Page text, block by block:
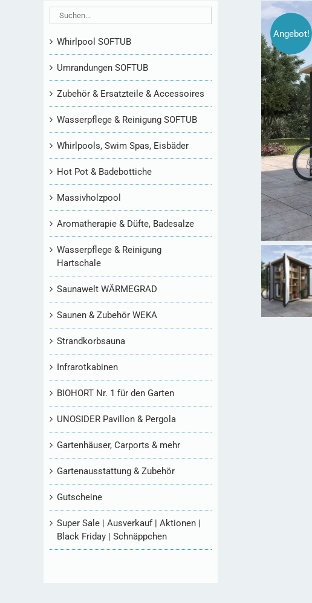
Angebot!
Whirlpool SOFTUB
Umrandungen SOFTUB
Zubehör & Ersatzteile & Accessoires
Wasserpflege & Reinigung SOFTUB
Whirlpools, Swim Spas, Eisbäder
Hot Pot & Badebottiche
Massivholzpool
Aromatherapie & Düfte, Badesalze
Wasserpflege & Reinigung
Hartschale
Saunawelt WÄRMEGRAD
Saunen & Zubehör WEKA
Strandkorbsauna
Infrarotkabinen
BIOHORT Nr. 1 für den Garten
UNOSIDER Pavillon & Pergola
Gartenhäuser, Carports & mehr
Gartenausstattung & Zubehör
Gutscheine
Super Sale | Ausverkauf | Aktionen |
Black Friday | Schnäppchen